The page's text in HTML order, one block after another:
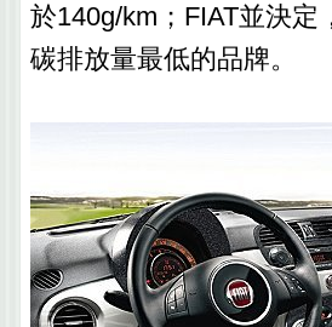
於140g/km；FIAT並決
碳排放量最低的品牌。